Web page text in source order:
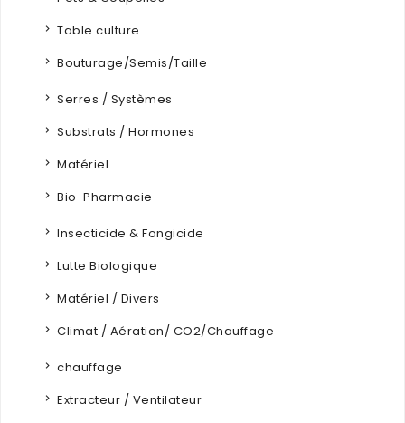
Table culture
Bouturage/Semis/Taille
Serres / Systèmes
Substrats / Hormones
Matériel
Bio-Pharmacie
Insecticide & Fongicide
Lutte Biologique
Matériel / Divers
Climat / Aération/ CO2/Chauffage
chauffage
Extracteur / Ventilateur